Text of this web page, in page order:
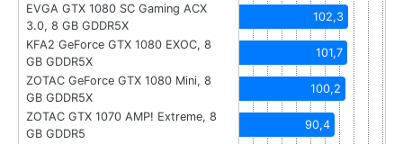
EVGA GTX 1080 SC Gaming ACX
3.0, 8 GB GDDR5X
102,3
KFA2 GeForce GTX 1080 EXOC, 8
GB GDDR5X
101,7
ZOTAC GeForce GTX 1080 Mini, 8
GB GDDR5X
100,2
ZOTAC GTX 1070 AMP! Extreme, 8
GB GDDR5
90,4